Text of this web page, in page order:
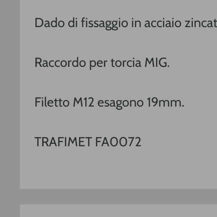
Dado di fissaggio in acciaio
Raccordo per torcia MIG.
Filetto M12 esagono 19mm.
TRAFIMET FA0072